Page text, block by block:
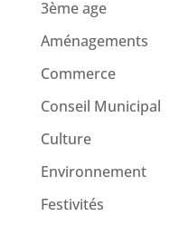
3ème age
Aménagements
Commerce
Conseil Municipal
Culture
Environnement
Festivités